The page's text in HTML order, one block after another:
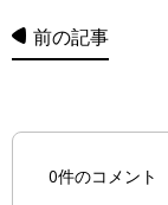
前の記事
0件のコメント